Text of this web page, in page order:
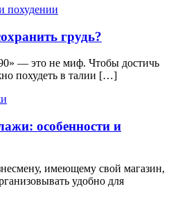
грудь?
— это не миф. Чтобы достичь
похудеть в талии […]
особенности и
имеющему свой магазин,
удобно для